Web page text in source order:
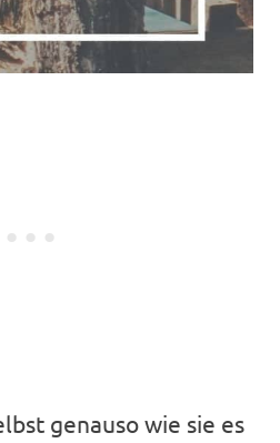
genauso wie sie es